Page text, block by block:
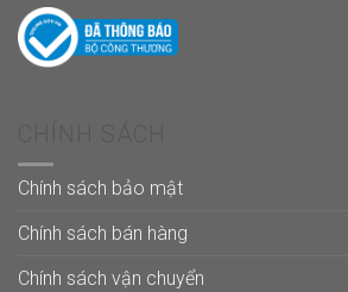
Chính sách bảo mật
Chính sách bán hàng
Chính sách vận chuyển